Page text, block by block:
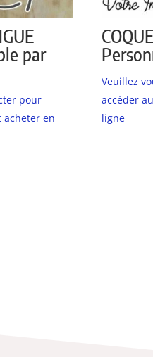
par
pour
acheter en
Veuillez
accéder
ligne